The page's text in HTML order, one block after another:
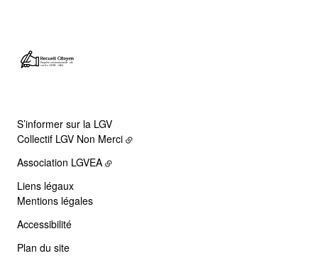
S’informer sur la LGV
Collectif LGV Non Merci
Association LGVEA
Liens légaux
Mentions légales
Accessibilité
Plan du site